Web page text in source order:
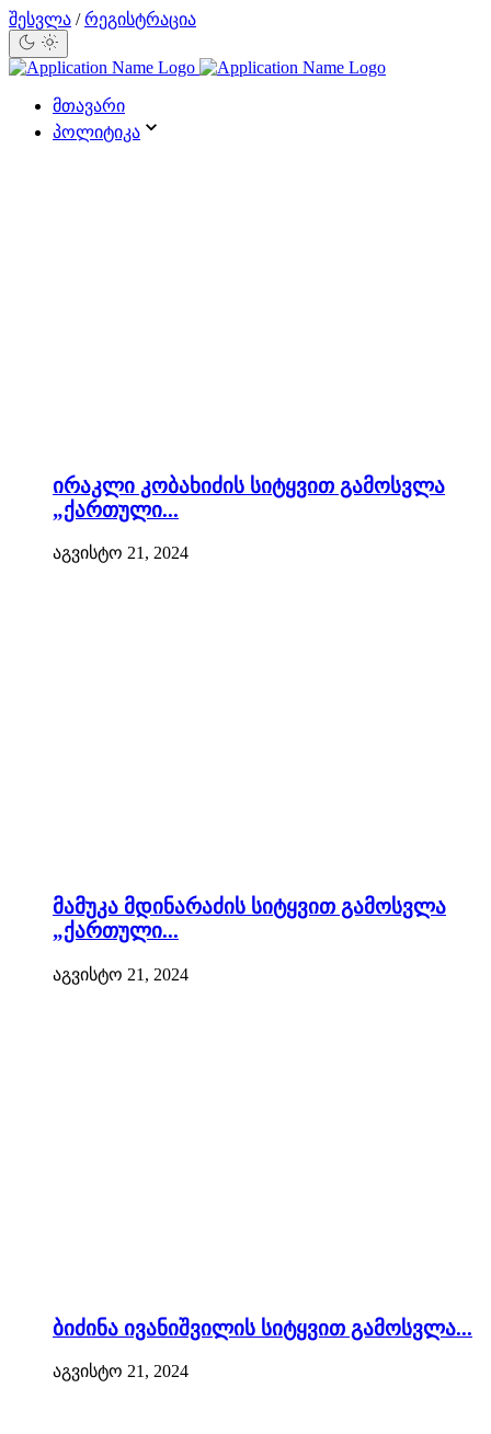
შესვლა / რეგისტრაცია
მთავარი
პოლიტიკა
ირაკლი კობახიძის სიტყვით გამოსვლა
„ქართული...
აგვისტო 21, 2024
მამუკა მდინარაძის სიტყვით გამოსვლა
„ქართული...
აგვისტო 21, 2024
ბიძინა ივანიშვილის სიტყვით გამოსვლა...
აგვისტო 21, 2024